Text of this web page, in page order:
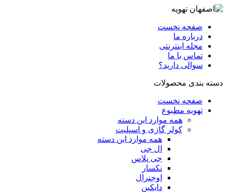
صفحه نخست
درباره ما
مجله اینترنتی
تماس با ما
سوالی دارید؟
دسته بندی محصولات
صفحه نخست
تهویه مطبوع
همه موارد این دسته
کولر گازی و اسپلیت
همه موارد این دسته
ال جی
جی پلاس
نکسار
اوجنرال
دایکین